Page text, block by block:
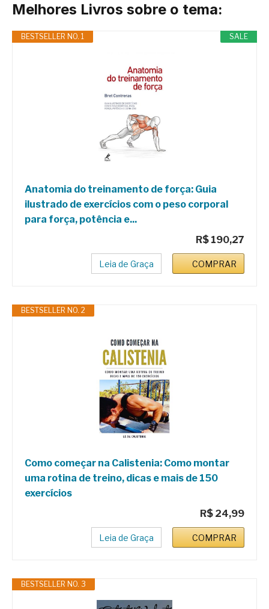
Melhores Livros sobre o tema:
SALE
BESTSELLER NO. 1
Anatomia do treinamento de força: Guia
ilustrado de exercícios com o peso corporal
para força, potência e...
R$ 190,27
Leia de Graça COMPRAR
BESTSELLER NO. 2
Como começar na Calistenia: Como montar
uma rotina de treino, dicas e mais de 150
exercícios
R$ 24,99
Leia de Graça COMPRAR
BESTSELLER NO. 3